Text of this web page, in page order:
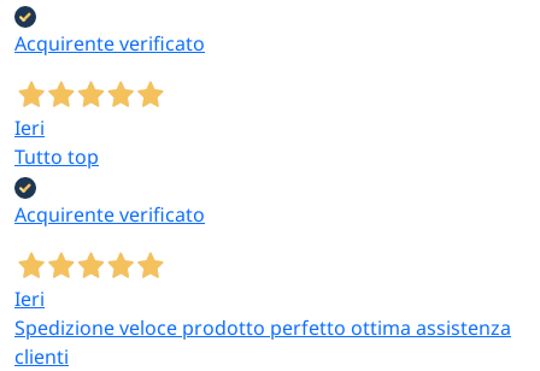
Acquirente verificato
Ieri
Tutto top
Acquirente verificato
Ieri
Spedizione veloce prodotto perfetto ottima assistenza
clienti